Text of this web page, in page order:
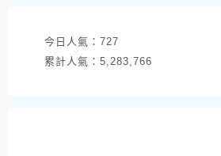
今日人氣： 727
累計人氣： 5,283,766